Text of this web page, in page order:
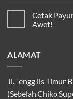
Cetak
Awet!
ALAMAT
Jl. Tenggilis Timur
(Sebelah Chiko